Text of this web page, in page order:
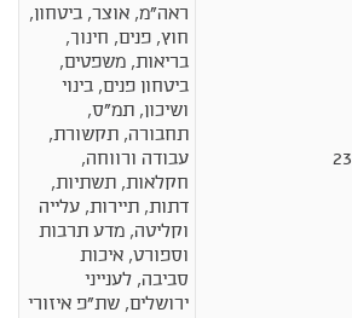
23
ראה"מ, אוצר, ביטחון,
חוץ, פנים, חינוך,
בריאות, משפטים,
ביטחון פנים, בינוי
ושיכון, תמ"ס,
תחבורה, תקשורת,
עבודה ורווחה,
חקלאות, תשתיות,
דתות, תיירות, עלייה
וקליטה, מדע תרבות
וספורט, איכות
סביבה, לענייני
ירושלים, שת"פ איזורי